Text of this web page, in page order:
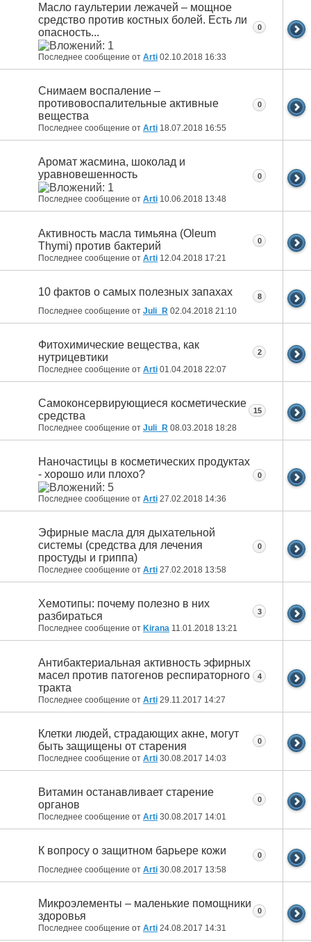
Масло гаультерии лежачей – мощное
средство против костных болей. Есть ли
опасность...
Последнее сообщение от Arti 02.10.2018 16:33
0
Снимаем воспаление –
противовоспалительные активные
вещества
Последнее сообщение от Arti 18.07.2018 16:55
0
Аромат жасмина, шоколад и
уравновешенность
Последнее сообщение от Arti 10.06.2018 13:48
0
Активность масла тимьяна (Oleum
Thymi) против бактерий
Последнее сообщение от Arti 12.04.2018 17:21
0
10 фактов о самых полезных запахах
Последнее сообщение от Juli_R 02.04.2018 21:10
8
Фитохимические вещества, как
нутрицевтики
Последнее сообщение от Arti 01.04.2018 22:07
2
Самоконсервирующиеся косметические
средства
Последнее сообщение от Juli_R 08.03.2018 18:28
15
Наночастицы в косметических продуктах
- хорошо или плохо?
Последнее сообщение от Arti 27.02.2018 14:36
0
Эфирные масла для дыхательной
системы (средства для лечения
простуды и гриппа)
Последнее сообщение от Arti 27.02.2018 13:58
0
Хемотипы: почему полезно в них
разбираться
Последнее сообщение от Kirana 11.01.2018 13:21
3
Антибактериальная активность эфирных
масел против патогенов респираторного
тракта
Последнее сообщение от Arti 29.11.2017 14:27
4
Клетки людей, страдающих акне, могут
быть защищены от старения
Последнее сообщение от Arti 30.08.2017 14:03
0
Витамин останавливает старение
органов
Последнее сообщение от Arti 30.08.2017 14:01
0
К вопросу о защитном барьере кожи
Последнее сообщение от Arti 30.08.2017 13:58
0
Микроэлементы – маленькие помощники
здоровья
Последнее сообщение от Arti 24.08.2017 14:31
0